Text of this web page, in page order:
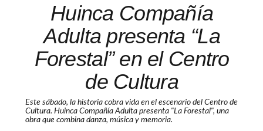
Huinca Compañía
Adulta presenta “La
Forestal” en el Centro
de Cultura
Este sábado, la historia cobra vida en el escenario del Centro de
Cultura. Huinca Compañía Adulta presenta "La Forestal", una
obra que combina danza, música y memoria.